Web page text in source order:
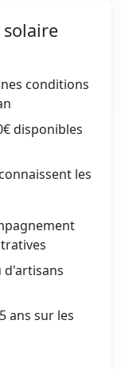
conditions
disponibles
les
d'artisans
ans sur les